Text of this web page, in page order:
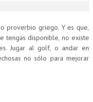
proverbio griego. Y es que,
tengas disponible, no existe
Jugar al golf, o andar en
no sólo para mejorar